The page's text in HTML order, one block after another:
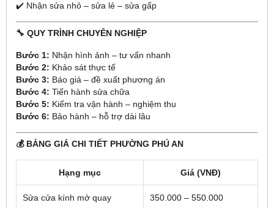
✔️ Nhận sửa nhỏ – sửa lẻ – sửa gấp
🔧 QUY TRÌNH CHUYÊN NGHIỆP
Bước 1: Nhận hình ảnh – tư vấn nhanh
Bước 2: Khảo sát thực tế
Bước 3: Báo giá – đề xuất phương án
Bước 4: Tiến hành sửa chữa
Bước 5: Kiểm tra vận hành – nghiệm thu
Bước 6: Bảo hành – hỗ trợ dài lâu
💰 BẢNG GIÁ CHI TIẾT PHƯỜNG PHÚ AN
Hạng mục Giá (VNĐ)
Sửa cửa kính mở quay 350.000 – 550.000